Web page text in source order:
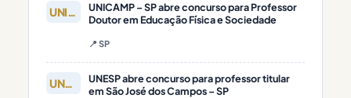
UNICAMP
UNICAMP – SP abre concurso para Professor
Doutor em Educação Física e Sociedade
📍 SP
UNESP
UNESP abre concurso para professor titular
em São José dos Campos – SP